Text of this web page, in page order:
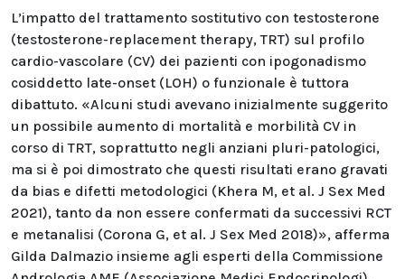
L’impatto del trattamento sostitutivo con testosterone
(testosterone-replacement therapy, TRT) sul profilo
cardio-vascolare (CV) dei pazienti con ipogonadismo
cosiddetto late-onset (LOH) o funzionale è tuttora
dibattuto. «Alcuni studi avevano inizialmente suggerito
un possibile aumento di mortalità e morbilità CV in
corso di TRT, soprattutto negli anziani pluri-patologici,
ma si è poi dimostrato che questi risultati erano gravati
da bias e difetti metodologici (Khera M, et al. J Sex Med
2021), tanto da non essere confermati da successivi RCT
e metanalisi (Corona G, et al. J Sex Med 2018)», afferma
Gilda Dalmazio insieme agli esperti della Commissione